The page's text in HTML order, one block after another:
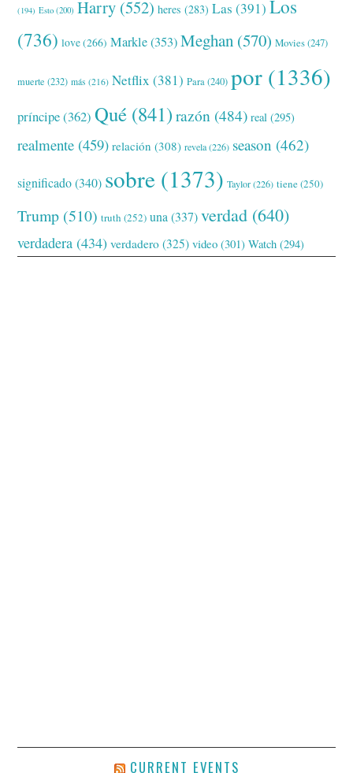
(194) Esto (200) Harry (552) heres (283) Las (391) Los
(736) love(266) Markle(353) Meghan (570) Movies(247)
muerte (232) más (216) Netflix (381) Para(240) por (1336)
príncipe(362) Qué (841) razón (484) real (295)
realmente (459) relación (308) revela(226) season (462)
significado(340) sobre (1373) Taylor(226) tiene(250)
Trump (510) truth (252) una(337) verdad (640)
verdadera (434) verdadero (325) video (301) Watch (294)
CURRENT EVENTS